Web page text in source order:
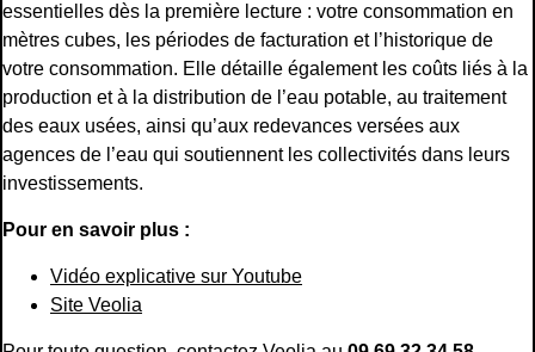
essentielles dès la première lecture : votre consommation en
mètres cubes, les périodes de facturation et l’historique de
votre consommation. Elle détaille également les coûts liés à la
production et à la distribution de l’eau potable, au traitement
des eaux usées, ainsi qu’aux redevances versées aux
agences de l’eau qui soutiennent les collectivités dans leurs
investissements.
Pour en savoir plus :
Vidéo explicative sur Youtube
Site Veolia